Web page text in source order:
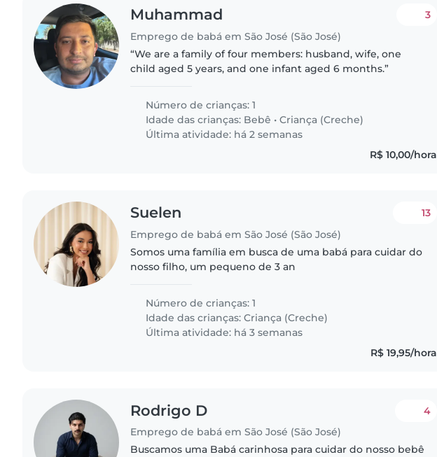
Muhammad
Emprego de babá em São José (São José)
3
“We are a family of four members: husband, wife, one
child aged 5 years, and one infant aged 6 months.”
Número de crianças: 1
Idade das crianças: Bebê •Criança (Creche)
Última atividade: há 2 semanas
R$ 10,00/hora
Suelen
Emprego de babá em São José (São José)
13
Somos uma família em busca de uma babá para cuidar do
nosso filho, um pequeno de 3 an
Número de crianças: 1
Idade das crianças:Criança (Creche)
Última atividade: há 3 semanas
R$ 19,95/hora
Rodrigo D
Emprego de babá em São José (São José)
4
Buscamos uma Babá carinhosa para cuidar do nosso bebê